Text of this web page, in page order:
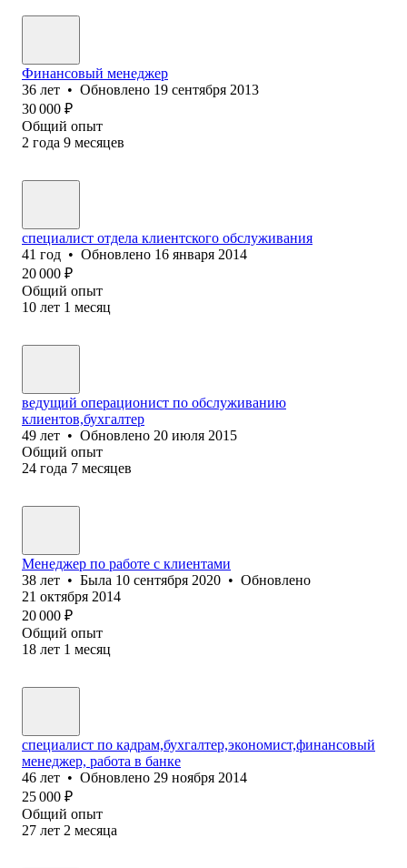
Финансовый менеджер
36 лет • Обновлено 19 сентября 2013
30 000 ₽
Общий опыт
2 года 9 месяцев
специалист отдела клиентского обслуживания
41 год • Обновлено 16 января 2014
20 000 ₽
Общий опыт
10 лет 1 месяц
ведущий операционист по обслуживанию
клиентов,бухгалтер
49 лет • Обновлено 20 июля 2015
Общий опыт
24 года 7 месяцев
Менеджер по работе с клиентами
38 лет • Была 10 сентября 2020 • Обновлено
21 октября 2014
20 000 ₽
Общий опыт
18 лет 1 месяц
специалист по кадрам,бухгалтер,экономист,финансовый
менеджер, работа в банке
46 лет • Обновлено 29 ноября 2014
25 000 ₽
Общий опыт
27 лет 2 месяца